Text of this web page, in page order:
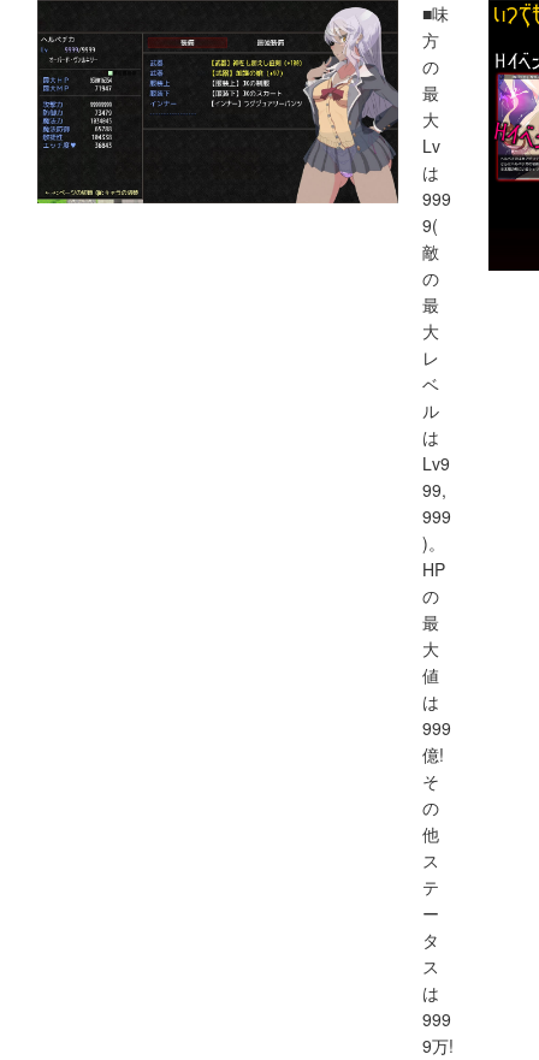
■味
方
の
最
大
Lv
は
999
9(
敵
の
最
大
レ
ベ
ル
は
Lv9
99,
999
)。
HP
の
最
大
値
は
999
億!
そ
の
他
ス
テ
ー
タ
ス
は
999
9万!